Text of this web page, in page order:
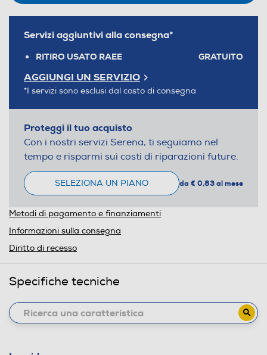
Servizi aggiuntivi alla consegna*
RITIRO USATO RAEE GRATUITO
AGGIUNGI UN SERVIZIO
*I servizi sono esclusi dal costo di consegna
Proteggi il tuo acquisto
Con i nostri servizi Serena, ti seguiamo nel
tempo e risparmi sui costi di riparazioni future.
SELEZIONA UN PIANO da € 0,83 al mese
Metodi di pagamento e finanziamenti
Informazioni sulla consegna
Diritto di recesso
Specifiche tecniche